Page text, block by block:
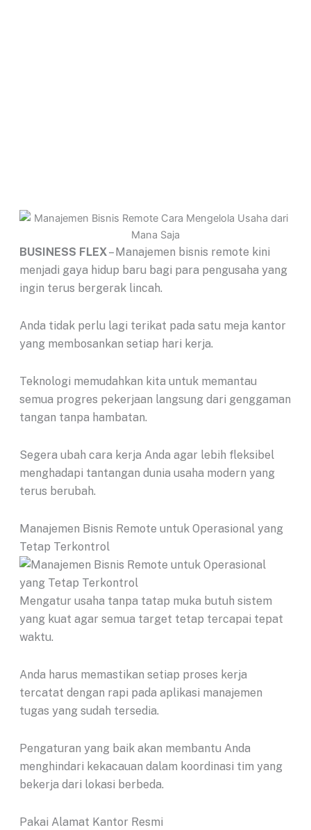
BUSINESS FLEX– Manajemen bisnis remote kini
menjadi gaya hidup baru bagi para pengusaha yang
ingin terus bergerak lincah.
Anda tidak perlu lagi terikat pada satu meja kantor
yang membosankan setiap hari kerja.
Teknologi memudahkan kita untuk memantau
semua progres pekerjaan langsung dari genggaman
tangan tanpa hambatan.
Segera ubah cara kerja Anda agar lebih fleksibel
menghadapi tantangan dunia usaha modern yang
terus berubah.
Manajemen Bisnis Remote untuk Operasional yang
Tetap Terkontrol
Mengatur usaha tanpa tatap muka butuh sistem
yang kuat agar semua target tetap tercapai tepat
waktu.
Anda harus memastikan setiap proses kerja
tercatat dengan rapi pada aplikasi manajemen
tugas yang sudah tersedia.
Pengaturan yang baik akan membantu Anda
menghindari kekacauan dalam koordinasi tim yang
bekerja dari lokasi berbeda.
Pakai Alamat Kantor Resmi